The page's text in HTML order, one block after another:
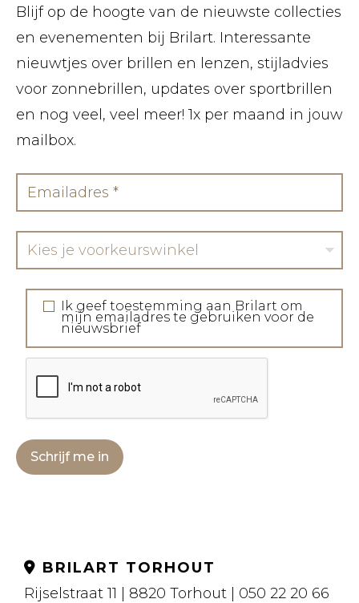
Blijf op de hoogte van de nieuwste collecties
en evenementen bij Brilart. Interessante
nieuwtjes over brillen en lenzen, stijladvies
voor zonnebrillen, updates over sportbrillen
en nog veel, veel meer! 1x per maand in jouw
mailbox.
Kies je voorkeurswinkel
Ik geef toestemming aan Brilart om
mijn emailadres te gebruiken voor de
nieuwsbrief
Schrijf me in
BRILART TORHOUT
Rijselstraat 11 | 8820 Torhout | 050 22 20 66